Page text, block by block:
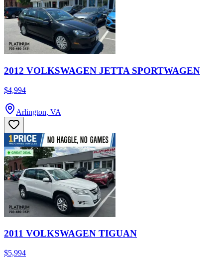
2012 VOLKSWAGEN JETTA SPORTWAGEN
$4,994
Arlington, VA
2011 VOLKSWAGEN TIGUAN
$5,994